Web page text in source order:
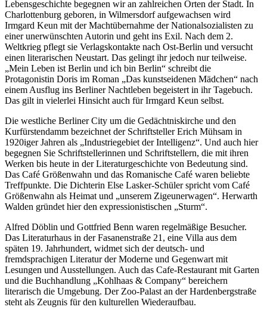
Lebensgeschichte begegnen wir an zahlreichen Orten der Stadt. In
Charlottenburg geboren, in Wilmersdorf aufgewachsen wird
Irmgard Keun mit der Machtübernahme der Nationalsozialisten zu
einer unerwünschten Autorin und geht ins Exil. Nach dem 2.
Weltkrieg pflegt sie Verlagskontakte nach Ost-Berlin und versucht
einen literarischen Neustart. Das gelingt ihr jedoch nur teilweise.
„Mein Leben ist Berlin und ich bin Berlin“ schreibt die
Protagonistin Doris im Roman „Das kunstseidenen Mädchen“ nach
einem Ausflug ins Berliner Nachtleben begeistert in ihr Tagebuch.
Das gilt in vielerlei Hinsicht auch für Irmgard Keun selbst.
Die westliche Berliner City um die Gedächtniskirche und den
Kurfürstendamm bezeichnet der Schriftsteller Erich Mühsam in
1920iger Jahren als „Industriegebiet der Intelligenz“. Und auch hier
begegnen Sie Schriftstellerinnen und Schriftstellern, die mit ihren
Werken bis heute in der Literaturgeschichte von Bedeutung sind.
Das Café Größenwahn und das Romanische Café waren beliebte
Treffpunkte. Die Dichterin Else Lasker-Schüler spricht vom Café
Größenwahn als Heimat und „unserem Zigeunerwagen“. Herwarth
Walden gründet hier den expressionistischen „Sturm“.
Alfred Döblin und Gottfried Benn waren regelmäßige Besucher.
Das Literaturhaus in der Fasanenstraße 21, eine Villa aus dem
späten 19. Jahrhundert, widmet sich der deutsch- und
fremdsprachigen Literatur der Moderne und Gegenwart mit
Lesungen und Ausstellungen. Auch das Cafe-Restaurant mit Garten
und die Buchhandlung „Kohlhaas & Company“ bereichern
literarisch die Umgebung. Der Zoo-Palast an der Hardenbergstraße
steht als Zeugnis für den kulturellen Wiederaufbau.